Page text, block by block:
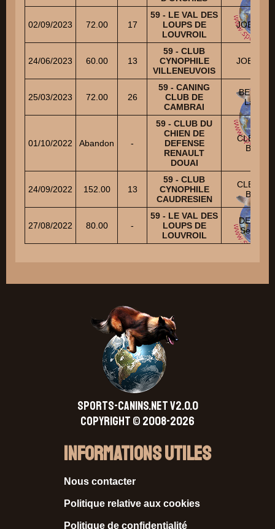
02/09/2023 72.00 17
59 - LE VAL DES
LOUPS DE
LOUVROIL
JOB
24/06/2023 60.00 13
59 - CLUB
CYNOPHILE
VILLENEUVOIS
JOB
25/03/2023 72.00 26
59 - CANING
CLUB DE
CAMBRAI
Laurent
01/10/2022 Abandon -
59 - CLUB DU
CHIEN DE
DEFENSE
RENAULT
DOUAI
Brigitte
24/09/2022 152.00 13
59 - CLUB
CYNOPHILE
CAUDRESIEN
Brigitte
27/08/2022 80.00 -
59 - LE VAL DES
LOUPS DE
LOUVROIL
SPORTS-CANINS.NET V2.0.0
Copyright © 2008-2026
Informations Utiles
Nous contacter
Politique relative aux cookies
Politique de confidentialité